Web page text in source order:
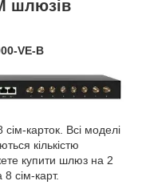
шлюзів
VE-B
карток. Всі моделі
кількістю
купити шлюз на 2
сім-карт.